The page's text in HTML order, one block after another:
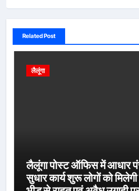
Related Post
लैलूंगा
लैलूंगा पोस्ट ऑफिस में आधार
सुधार कार्य शुरू लोगों को